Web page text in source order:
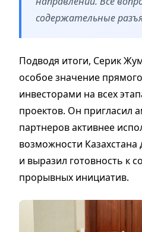
содержательные
Подводя итоги, Серик
особое значение
инвесторами на всех
проектов. Он пригласил
партнеров активнее
возможности Казахстана
и выразил готовность к
прорывных инициатив.